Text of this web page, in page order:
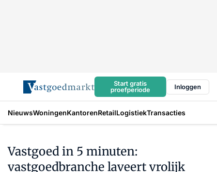
Start gratis
proefperiode
Inloggen
NieuwsWoningenKantorenRetailLogistiekTransacties
Vastgoed in 5 minuten:
vastgoedbranche laveert vrolijk